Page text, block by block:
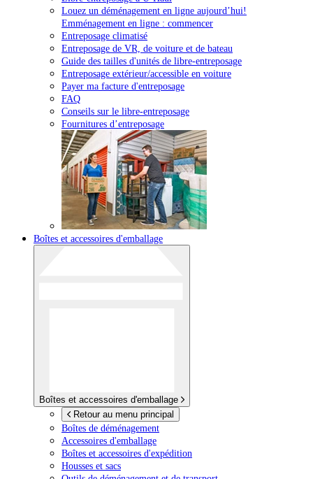
Louez un déménagement en ligne aujourd’hui!
Emménagement en ligne : commencer
Entreposage climatisé
Entreposage de VR, de voiture et de bateau
Guide des tailles d'unités de libre-entreposage
Entreposage extérieur/accessible en voiture
Payer ma facture d'entreposage
FAQ
Conseils sur le libre-entreposage
Fournitures d’entreposage
Boîtes et accessoires d'emballage
Boîtes et accessoires d'emballage
Retour au menu principal
Boîtes de déménagement
Accessoires d'emballage
Boîtes et accessoires d'expédition
Housses et sacs